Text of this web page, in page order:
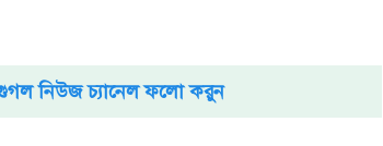
নিউজ চ্যানেল ফলো করুন